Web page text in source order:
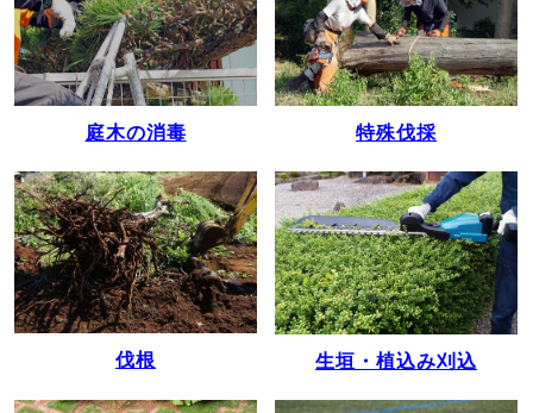
庭木の消毒 特殊伐採
伐根 生垣・植込み刈込